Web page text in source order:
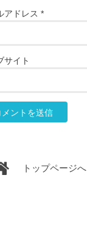
アドレス *
サイト
トップページへ